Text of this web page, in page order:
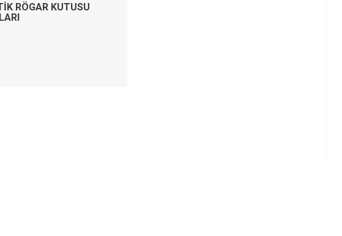
RÖGAR KUTUSU